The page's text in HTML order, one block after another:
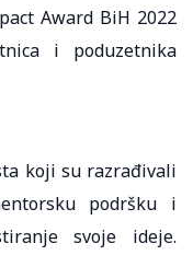
Award BiH 2022
i poduzetnika
koji su razrađivali
podršku i
svoje ideje.